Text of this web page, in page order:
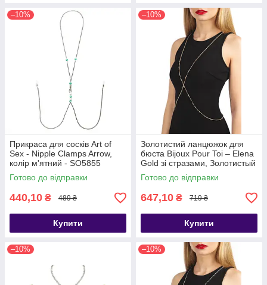
–10%
Прикраса для сосків Art of
Sex - Nipple Clamps Arrow,
колір м'ятний - SO5855
Готово до відправки
440,10 ₴ 489 ₴
Купити
–10%
Золотистий ланцюжок для
бюста Bijoux Pour Toi – Elena
Gold зі стразами, Золотистый
- SO5986
Готово до відправки
647,10 ₴ 719 ₴
Купити
–10% –10%